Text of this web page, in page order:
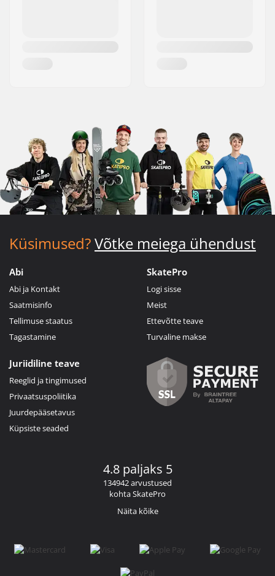
Küsimused?Võtke meiega ühendust
Abi
Abi ja Kontakt
Saatmisinfo
Tellimuse staatus
Tagastamine
SkatePro
Logi sisse
Meist
Ettevõtte teave
Turvaline makse
Juriidiline teave
Reeglid ja tingimused
Privaatsuspoliitika
Juurdepääsetavus
Küpsiste seaded
4.8 paljaks 5
134942 arvustused
kohta SkatePro
Näita kõike